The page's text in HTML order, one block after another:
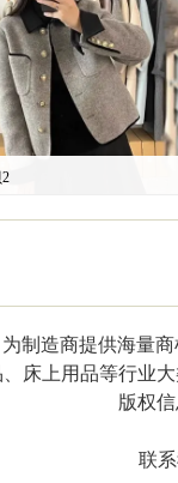
制造商提供海量
床上用品等行业
版权信
联